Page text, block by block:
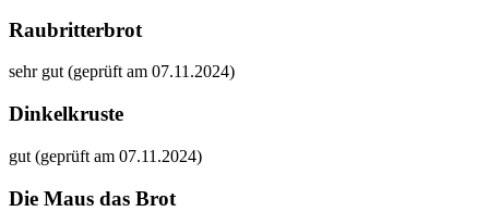
Raubritterbrot
sehr gut (geprüft am 07.11.2024)
Dinkelkruste
gut (geprüft am 07.11.2024)
Die Maus das Brot